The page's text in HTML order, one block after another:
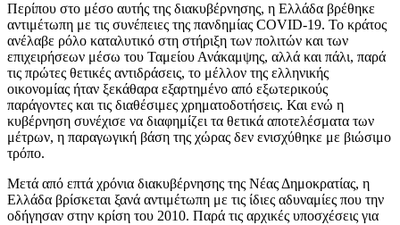
Περίπου στο μέσο αυτής της διακυβέρνησης, η Ελλάδα βρέθηκε
αντιμέτωπη με τις συνέπειες της πανδημίας COVID-19. Το κράτος
ανέλαβε ρόλο καταλυτικό στη στήριξη των πολιτών και των
επιχειρήσεων μέσω του Ταμείου Ανάκαμψης, αλλά και πάλι, παρά
τις πρώτες θετικές αντιδράσεις, το μέλλον της ελληνικής
οικονομίας ήταν ξεκάθαρα εξαρτημένο από εξωτερικούς
παράγοντες και τις διαθέσιμες χρηματοδοτήσεις. Και ενώ η
κυβέρνηση συνέχισε να διαφημίζει τα θετικά αποτελέσματα των
μέτρων, η παραγωγική βάση της χώρας δεν ενισχύθηκε με βιώσιμο
τρόπο.
Μετά από επτά χρόνια διακυβέρνησης της Νέας Δημοκρατίας, η
Ελλάδα βρίσκεται ξανά αντιμέτωπη με τις ίδιες αδυναμίες που την
οδήγησαν στην κρίση του 2010. Παρά τις αρχικές υποσχέσεις για